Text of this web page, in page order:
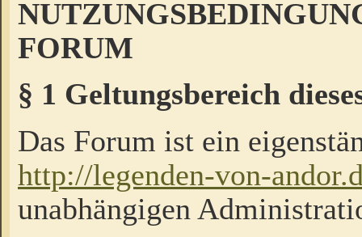
FORUM
§ 1 Geltungsbereich
Das Forum ist ein
http://legenden-von-
unabhängigen